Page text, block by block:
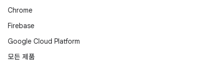
Chrome
Firebase
Google Cloud Platform
모든 제품